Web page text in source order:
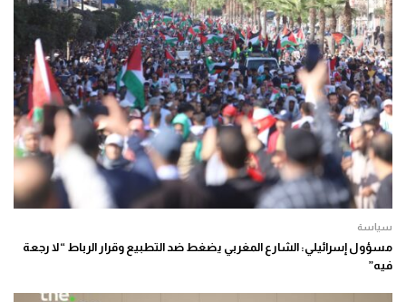
سياسة
مسؤول إسرائيلي: الشارع المغربي يضغط ضد التطبيع وقرار الرباط “لا رجعة
فيه”